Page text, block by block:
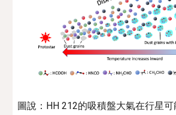
圖說 ： HH 212的吸積盤大氣在行星